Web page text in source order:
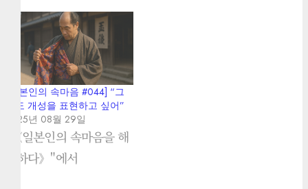
[일본인의 속마음 #044] “그
래도 개성을 표현하고 싶어”
2025년 08월 29일
"《일본인의 속마음을 해
킹하다》"에서